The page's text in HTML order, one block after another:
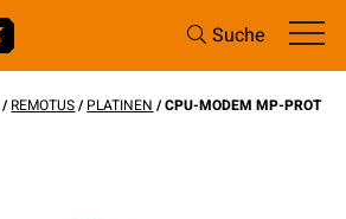
Suche
/REMOTUS/PLATINEN / CPU-MODEM MP-PROT